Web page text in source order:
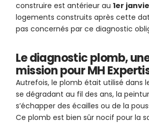
construire est antérieur au1er
logements construits après cette
pas concernés par ce diagnostic
Le diagnostic plomb,
mission pour MH
Autrefois, le plomb était utilisé dans
se dégradant au fil des ans, la
s’échapper des écailles ou de la
Ce plomb est bien sûr nocif pour la